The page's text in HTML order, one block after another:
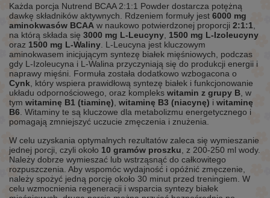
Każda porcja Nutrend BCAA 2:1:1 Powder dostarcza potężną
dawkę składników aktywnych. Rdzeniem formuły jest 6000 mg
aminokwasów BCAA w naukowo potwierdzonej proporcji 2:1:1
na którą składa się 3000 mg L-Leucyny 1500 mg L-Izoleucyny
oraz 1500 mg L-Waliny . L-Leucyna jest kluczowym
aminokwasem inicjującym syntezę białek mięśniowych, podczas
gdy L-Izoleucyna i L-Walina przyczyniają się do produkcji energii i
naprawy mięśni. Formuła została dodatkowo wzbogacona o
Cynk , który wspiera prawidłową syntezę białek i funkcjonowanie
układu odpornościowego, oraz kompleks witamin z grupy B , w
tym witaminę B1 (tiaminę) witaminę B3 (niacynę) i witaminę
B6 . Witaminy te są kluczowe dla metabolizmu energetycznego i
pomagają zmniejszyć uczucie zmęczenia i znużenia.
W celu uzyskania optymalnych rezultatów zaleca się wymieszanie
jednej porcji, czyli około 10 gramów proszku , z 200-250 ml wody.
Należy dobrze wymieszać lub wstrząsnąć do całkowitego
rozpuszczenia. Aby wspomóc wydajność i opóźnić zmęczenie,
należy spożyć jedną porcję około 30 minut przed treningiem. W
celu wzmocnienia regeneracji i wsparcia syntezy białek